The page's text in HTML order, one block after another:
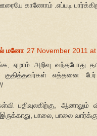
காணோம் .எப்படி
மனோ 27 November 2011
ஏழாம் அறிவு வந்தபோது
குதித்தவர்கள் எத்தனை
பதிவுலகிற்கு, ஆனாலும்
பாலை, பாலை